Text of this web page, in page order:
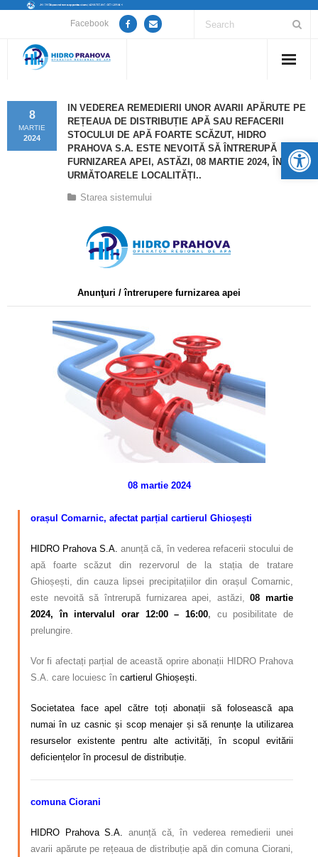
Facebook
Despre noi
Anunțuri lucrări / opriri apă
Guvernanță Corporativă
Informații de interes public
Calitatea apei
Comunicare
IN VEDEREA REMEDIERII UNOR AVARII APĂRUTE PE
REȚEAUA DE DISTRIBUȚIE APĂ SAU REFACERII
STOCULUI DE APĂ FOARTE SCĂZUT, HIDRO
PRAHOVA S.A. ESTE NEVOITĂ SĂ ÎNTRERUPĂ
FURNIZAREA APEI, ASTĂZI, 08 MARTIE 2024, ÎN
URMĂTOARELE LOCALITĂȚI..
8
MARTIE
2024
Starea sistemului
Anunţuri / întrerupere furnizarea apei
08 martie 2024
orașul Comarnic, afectat parțial cartierul Ghioșești
HIDRO Prahova S.A. anunță că, în vederea refacerii stocului de
apă foarte scăzut din rezervorul de la stația de tratare
Ghioșești, din cauza lipsei precipitațiilor din orașul Comarnic,
este nevoită să întrerupă furnizarea apei, astăzi,08 martie
2024, în intervalul orar 12:00 – 16:00, cu posibilitate de
prelungire.
Vor fi afectați parțial de această oprire abonații HIDRO Prahova
S.A. care locuiesc în cartierul Ghioșești.
Societatea face apel către toți abonații să folosească apa
numai în uz casnic și scop menajer și să renunțe la utilizarea
resurselor existente pentru alte activități, în scopul evitării
deficiențelor în procesul de distribuție.
comuna Ciorani
HIDRO Prahova S.A. anunță că, în vederea remedierii unei
avarii apărute pe rețeaua de distribuție apă din comuna Ciorani,